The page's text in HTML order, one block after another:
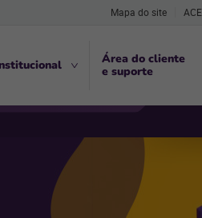
Mapa do site
Área do cliente
e suporte